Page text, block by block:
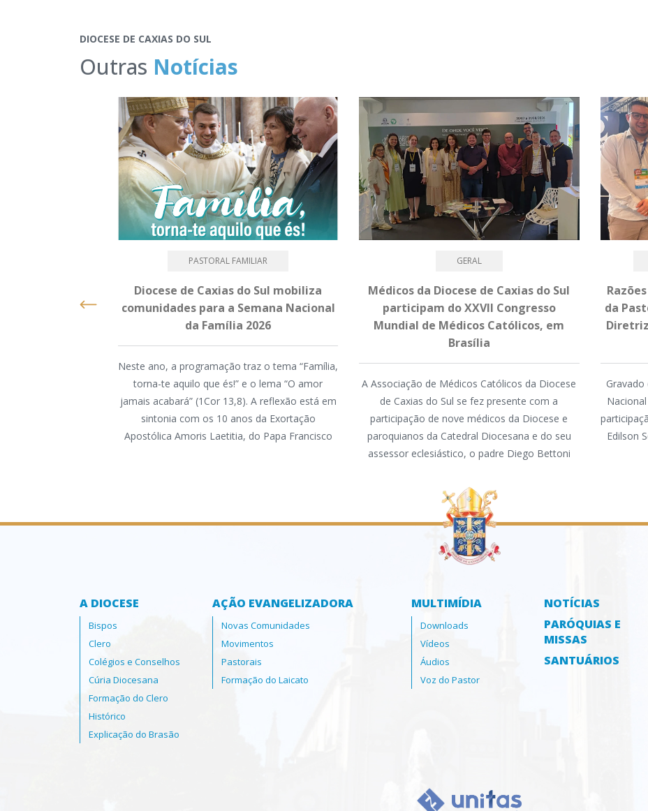
DIOCESE DE CAXIAS DO SUL
Outras Notícias
PASTORAL FAMILIAR
Diocese de Caxias do Sul mobiliza
comunidades para a Semana Nacional
da Família 2026
Neste ano, a programação traz o tema “Família,
torna-te aquilo que és!” e o lema “O amor
jamais acabará” (1Cor 13,8). A reflexão está em
sintonia com os 10 anos da Exortação
Apostólica Amoris Laetitia, do Papa Francisco
GERAL
Médicos da Diocese de Caxias do Sul
participam do XXVII Congresso
Mundial de Médicos Católicos, em
Brasília
A Associação de Médicos Católicos da Diocese
de Caxias do Sul se fez presente com a
participação de nove médicos da Diocese e
paroquianos da Catedral Diocesana e do seu
assessor eclesiástico, o padre Diego Bettoni
da
Edilson
A DIOCESE
Bispos
Clero
Colégios e Conselhos
Cúria Diocesana
Formação do Clero
Histórico
Explicação do Brasão
AÇÃO EVANGELIZADORA
Novas Comunidades
Movimentos
Pastorais
Formação do Laicato
MULTIMÍDIA
Downloads
Vídeos
Áudios
Voz do Pastor
NOTÍCIAS
PARÓQUIAS E
MISSAS
SANTUÁRIOS